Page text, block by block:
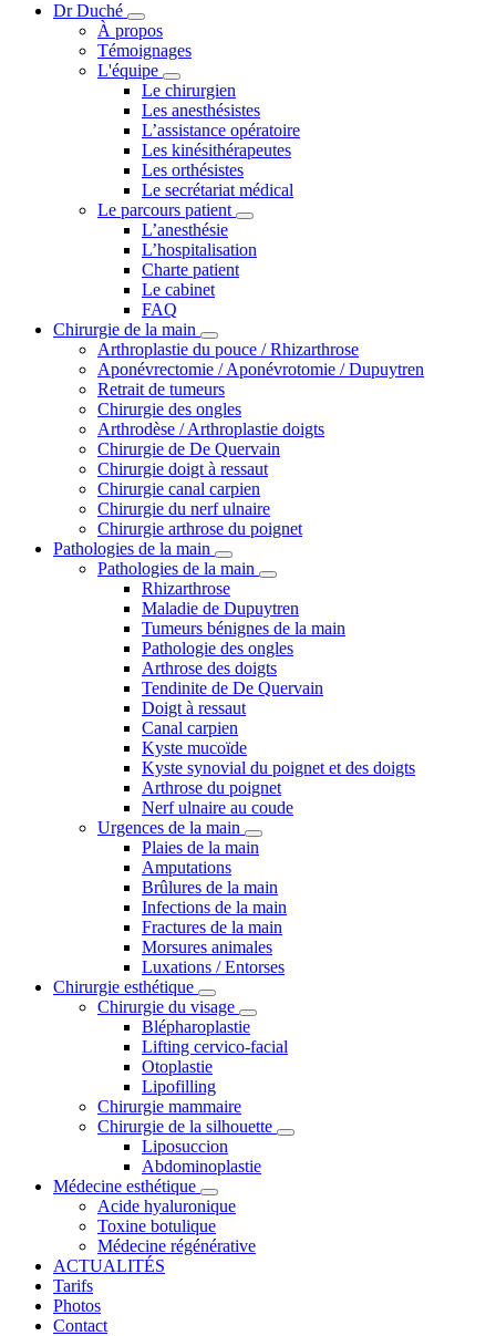
Dr Duché
À propos
Témoignages
L'équipe
Le chirurgien
Les anesthésistes
L’assistance opératoire
Les kinésithérapeutes
Les orthésistes
Le secrétariat médical
Le parcours patient
L’anesthésie
L’hospitalisation
Charte patient
Le cabinet
FAQ
Chirurgie de la main
Arthroplastie du pouce / Rhizarthrose
Aponévrectomie / Aponévrotomie / Dupuytren
Retrait de tumeurs
Chirurgie des ongles
Arthrodèse / Arthroplastie doigts
Chirurgie de De Quervain
Chirurgie doigt à ressaut
Chirurgie canal carpien
Chirurgie du nerf ulnaire
Chirurgie arthrose du poignet
Pathologies de la main
Pathologies de la main
Rhizarthrose
Maladie de Dupuytren
Tumeurs bénignes de la main
Pathologie des ongles
Arthrose des doigts
Tendinite de De Quervain
Doigt à ressaut
Canal carpien
Kyste mucoïde
Kyste synovial du poignet et des doigts
Arthrose du poignet
Nerf ulnaire au coude
Urgences de la main
Plaies de la main
Amputations
Brûlures de la main
Infections de la main
Fractures de la main
Morsures animales
Luxations / Entorses
Chirurgie esthétique
Chirurgie du visage
Blépharoplastie
Lifting cervico-facial
Otoplastie
Lipofilling
Chirurgie mammaire
Chirurgie de la silhouette
Liposuccion
Abdominoplastie
Médecine esthétique
Acide hyaluronique
Toxine botulique
Médecine régénérative
ACTUALITÉS
Tarifs
Photos
Contact